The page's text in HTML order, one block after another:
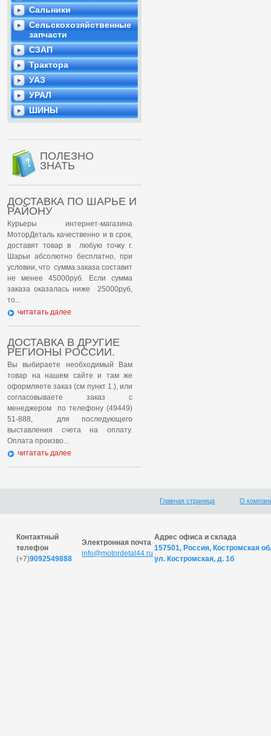
Сальники
Сельскохозяйственные
запчасти
СЗАП
Трактора
УАЗ
УРАЛ
ШИНЫ
ПОЛЕЗНО
ЗНАТЬ
ДОСТАВКА ПО ШАРЬЕ И
РАЙОНУ
Курьеры интернет-магазина
МоторДеталь качественно и в срок,
доставят товар в любую точку г.
Шарьи абсолютно бесплатно, при
условии, что сумма заказа составит
не менее 45000руб. Если сумма
заказа оказалась ниже 25000руб,
то...
читатать далее
ДОСТАВКА В ДРУГИЕ
РЕГИОНЫ РОССИИ.
Вы выбираете необходимый Вам
товар на нашем сайте и там же
оформляете заказ (см пункт 1.), или
согласовываете заказ с
менеджером по телефону (49449)
51-888, для последующего
выставления счета на оплату.
Оплата произво...
читатать далее
Главная страница О
Контактный
телефон
(+7)9092549888
Электронная почта
info@motordetal44.ru
Адрес офиса и склада
157501, Россия, Костромская
ул. Костромская, д. 1б